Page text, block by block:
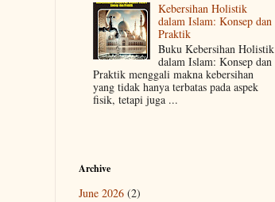
Kebersihan Holistik
dalam Islam: Konsep dan
Praktik
Buku Kebersihan Holistik
dalam Islam: Konsep dan
Praktik menggali makna kebersihan
yang tidak hanya terbatas pada aspek
fisik, tetapi juga ...
Archive
June 2026 (2)